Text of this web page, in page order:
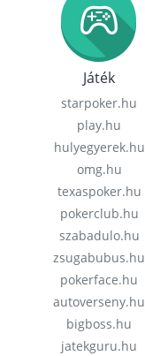
Játék
starpoker.hu
play.hu
hulyegyerek.hu
omg.hu
texaspoker.hu
pokerclub.hu
szabadulo.hu
zsugabubus.hu
pokerface.hu
autoverseny.hu
bigboss.hu
jatekguru.hu